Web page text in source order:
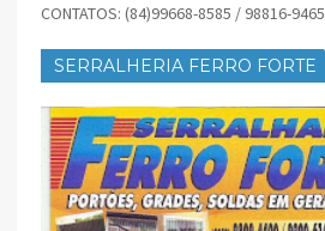
CONTATOS: (84)99668-8585 / 98816-9465
SERRALHERIA FERRO FORTE